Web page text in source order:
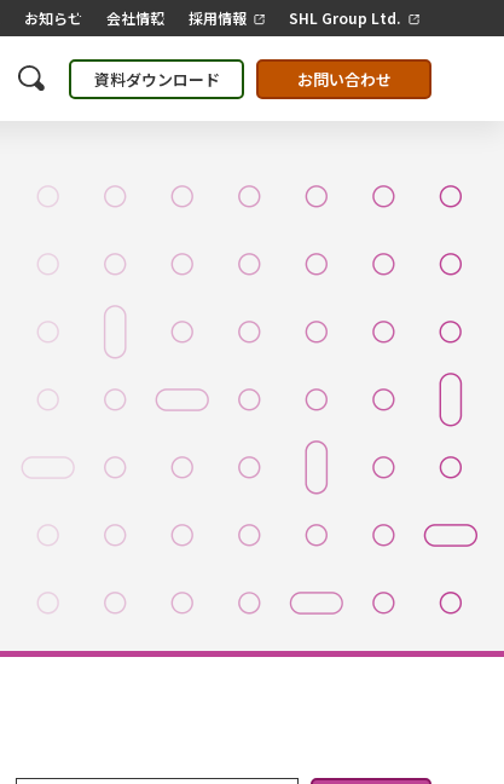
お知らせ 会社情報 採用情報 SHL Group Ltd.
資料ダウンロード お問い合わせ